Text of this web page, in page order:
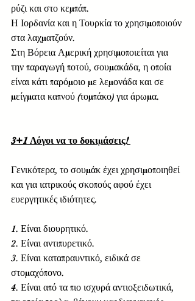
ρύζι και στο κεμπάπ.
Η Ιορδανία και η Τουρκία το χρησιμοποιούν
στα λαχματζούν.
Στη Βόρεια Αμερική χρησιμοποιείται για
την παραγωγή ποτού, σουμακάδα, η οποία
είναι κάτι παρόμοιο με λεμονάδα και σε
μείγματα καπνού (τομπάκο) για άρωμα.
3+1 Λόγοι να το δοκιμάσεις!
Γενικότερα, το σουμάκ έχει χρησιμοποιηθεί
και για ιατρικούς σκοπούς αφού έχει
ευεργητικές ιδιότητες.
1. Είναι διουρητικό.
2. Είναι αντιπυρετικό.
3. Είναι καταπραυντικό, ειδικά σε
στομαχόπονο.
4. Είναι από τα πιο ισχυρά αντιοξειδωτικά,